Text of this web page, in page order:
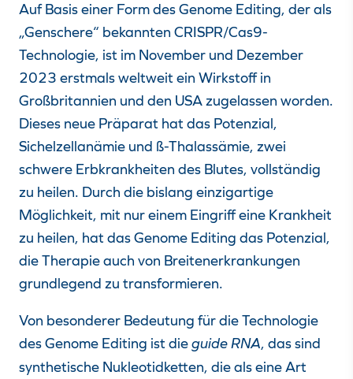
Auf Basis einer Form des Genome Editing, der als
„Genschere“ bekannten CRISPR/Cas9-
Technologie, ist im November und Dezember
2023 erstmals weltweit ein Wirkstoff in
Großbritannien und den USA zugelassen worden.
Dieses neue Präparat hat das Potenzial,
Sichelzellanämie und ß-Thalassämie, zwei
schwere Erbkrankheiten des Blutes, vollständig
zu heilen. Durch die bislang einzigartige
Möglichkeit, mit nur einem Eingriff eine Krankheit
zu heilen, hat das Genome Editing das Potenzial,
die Therapie auch von Breitenerkrankungen
grundlegend zu transformieren.
Von besonderer Bedeutung für die Technologie
des Genome Editing ist dieguide RNA, das sind
synthetische Nukleotidketten, die als eine Art